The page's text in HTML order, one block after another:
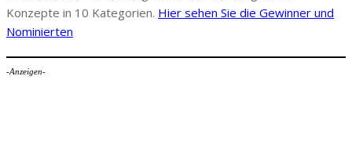
Konzepte in 10 Kategorien. Hier sehen Sie die Gewinner und
Nominierten
-Anzeigen-